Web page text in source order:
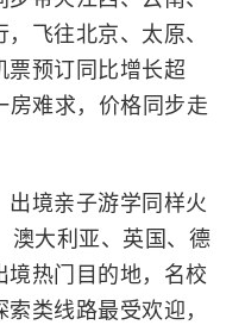
飞往北京、太原、
票预订同比增长超
房难求，价格同步走
境亲子游学同样火
澳大利亚、英国、德
境热门目的地，名校
类线路最受欢迎，